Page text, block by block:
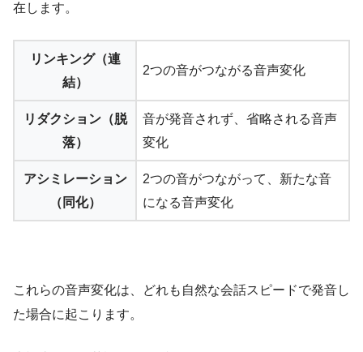
在します。
リンキング（連
結）
2つの音がつながる音声変化
リダクション（脱
落）
音が発音されず、省略される音声
変化
アシミレーション
（同化）
2つの音がつながって、新たな音
になる音声変化
これらの音声変化は、どれも自然な会話スピードで発音し
た場合に起こります。